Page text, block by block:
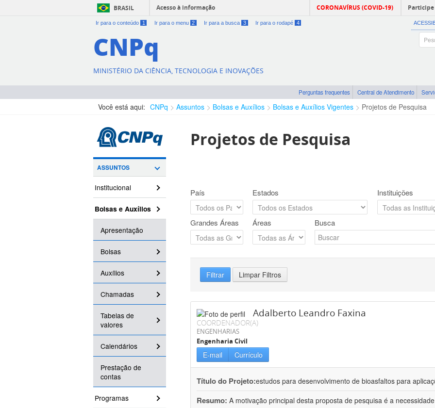
BRASIL Acesso à informação CORONAVÍRUS (COVID-19) Participe
Ir para o conteúdo 1 Ir para o menu 2 Ir para a busca 3 Ir para o rodapé 4
CNPq
MINISTÉRIO DA CIÊNCIA, TECNOLOGIA E INOVAÇÕES
Perguntas frequentes Central de Atendimento
Você está aqui: CNPq Assuntos Bolsas e Auxílios Bolsas e Auxílios Vigentes Projetos de Pesquisa
ASSUNTOS
Institucional
Bolsas e Auxílios
Apresentação
Bolsas
Auxílios
Chamadas
Tabelas de
valores
Calendários
Prestação de
contas
Programas
Projetos de Pesquisa
País Estados Instituições
Grandes Áreas Áreas Busca
Filtrar Limpar Filtros
Adalberto Leandro Faxina
COORDENADOR(A)
ENGENHARIAS
Engenharia Civil
E-mail Currículo
Título do Projeto:estudos para desenvolvimento de bioasfaltos para
Resumo: A motivação principal desta proposta de pesquisa é a